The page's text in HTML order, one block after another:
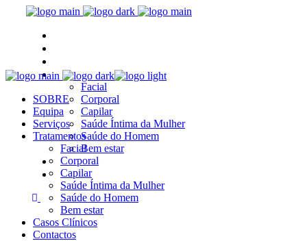
Tratamentos
Facial
Corporal
Capilar
Saúde Íntima da Mulher
Saúde do Homem
Bem estar
Casos Clínicos
Contactos
SOBRE
Equipa
Serviços
Tratamentos
Facial
Corporal
Capilar
Saúde Íntima da Mulher
Saúde do Homem
Bem estar
Casos Clínicos
Contactos